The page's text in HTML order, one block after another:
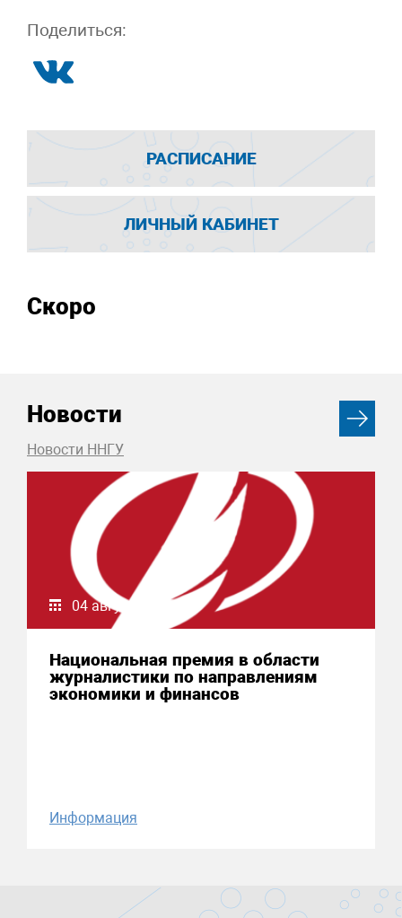
Поделиться:
РАСПИСАНИЕ
ЛИЧНЫЙ КАБИНЕТ
Скоро
Новости
Новости ННГУ
04 августа 2026
Национальная премия в области
журналистики по направлениям
экономики и финансов
Информация